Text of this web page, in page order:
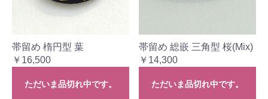
帯留め 楕円型 葉
￥16,500
ただいま品切れ中です。
帯留め 総嵌 三角型 桜(Mix)
￥14,300
ただいま品切れ中です。